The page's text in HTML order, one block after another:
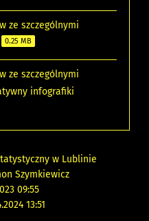
ze szczególnymi
0.25 MB
ze szczególnymi
infografiki
w Lublinie
Szymkiewicz
09:55
13:51